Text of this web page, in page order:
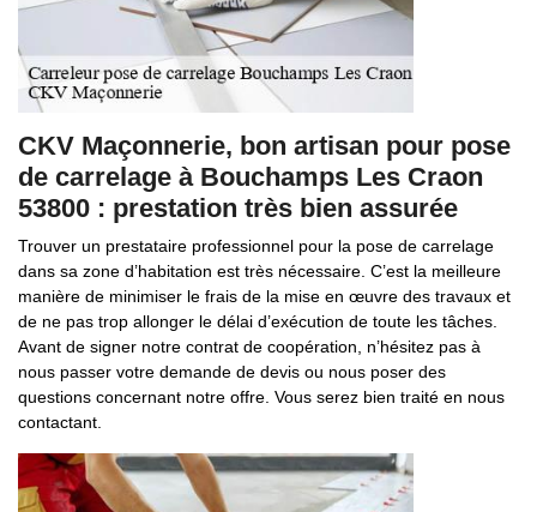
CKV Maçonnerie, bon artisan pour pose
de carrelage à Bouchamps Les Craon
53800 : prestation très bien assurée
Trouver un prestataire professionnel pour la pose de carrelage
dans sa zone d’habitation est très nécessaire. C’est la meilleure
manière de minimiser le frais de la mise en œuvre des travaux et
de ne pas trop allonger le délai d’exécution de toute les tâches.
Avant de signer notre contrat de coopération, n’hésitez pas à
nous passer votre demande de devis ou nous poser des
questions concernant notre offre. Vous serez bien traité en nous
contactant.